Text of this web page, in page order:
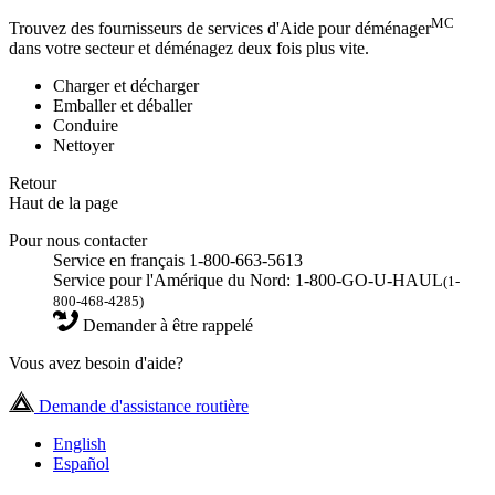
Trouvez des fournisseurs de services d'Aide pour déménagerMC
dans votre secteur et déménagez deux fois plus vite.
Charger et décharger
Emballer et déballer
Conduire
Nettoyer
Retour
Haut de la page
Pour nous contacter
Service en français 1-800-663-5613
Service pour l'Amérique du Nord: 1-800-GO-U-HAUL(1-
800-468-4285)
Demander à être rappelé
Vous avez besoin d'aide?
Demande d'assistance routière
English
Español